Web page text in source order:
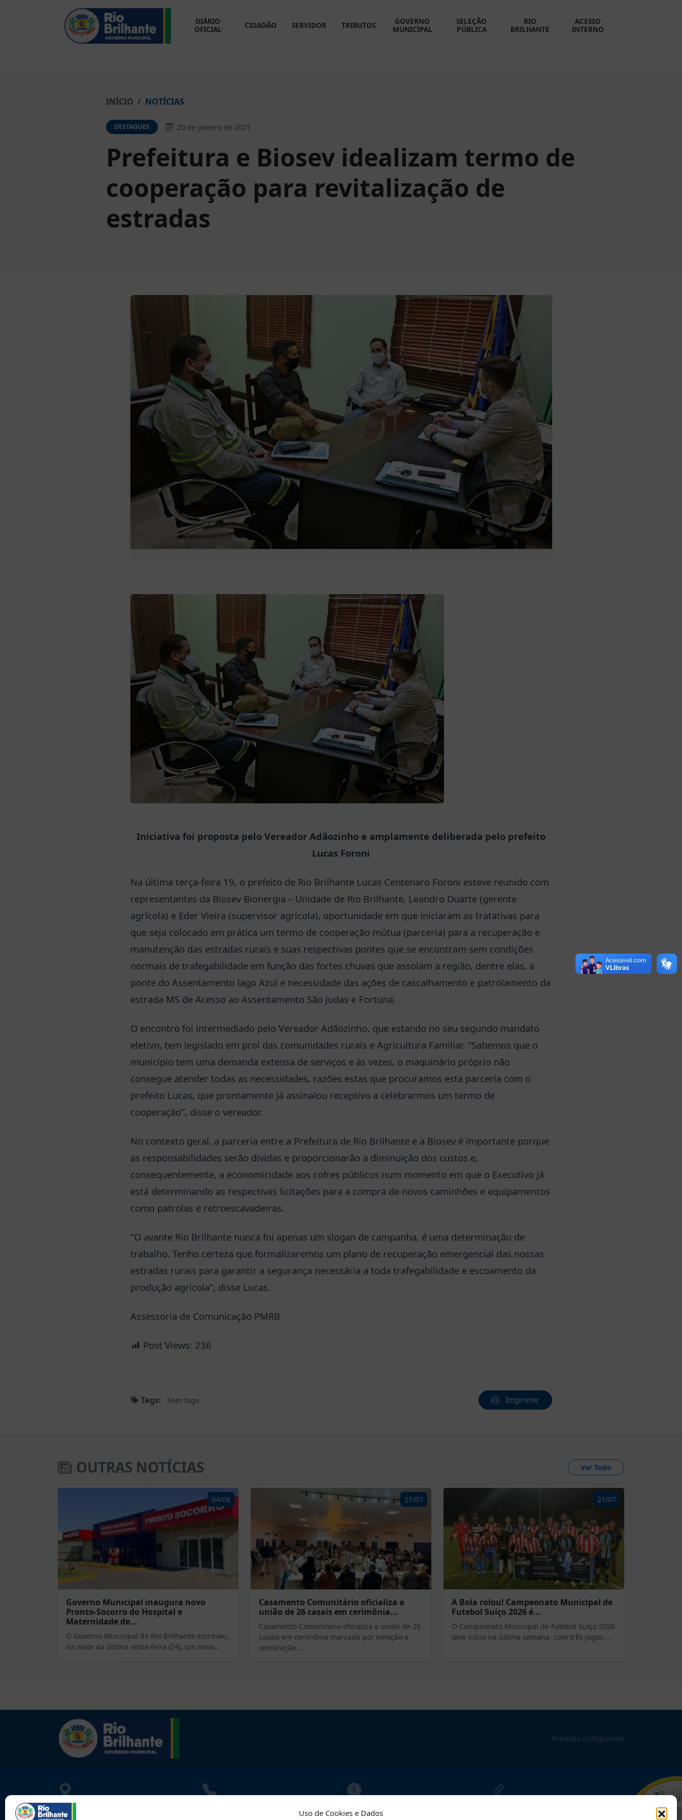
Uso de Cookies e Dados
DIÁRIO
OFICIAL
CIDADÃO SERVIDOR TRIBUTOS
GOVERNO
MUNICIPAL
SELEÇÃO
PÚBLICA
RIO
BRILHANTE
ACESSO
INTERNO
INÍCIO NOTÍCIAS
DESTAQUES 20 de janeiro de 2021
Prefeitura e Biosev idealizam termo de
cooperação para revitalização de
estradas
Iniciativa foi proposta pelo Vereador Adãozinho e amplamente deliberada pelo prefeito
Lucas Foroni
Na última terça-feira 19, o prefeito de Rio Brilhante Lucas Centenaro Foroni esteve reunido com
representantes da Biosev Bionergia – Unidade de Rio Brilhante, Leandro Duarte (gerente
agrícola) e Eder Vieira (supervisor agrícola), oportunidade em que iniciaram as tratativas para
que seja colocado em prática um termo de cooperação mútua (parceria) para a recuperação e
manutenção das estradas rurais e suas respectivas pontes que se encontram sem condições
normais de trafegabilidade em função das fortes chuvas que assolam a região, dentre elas, a
ponte do Assentamento lago Azul e necessidade das ações de cascalhamento e patrolamento da
estrada MS de Acesso ao Assentamento São Judas e Fortuna.
O encontro foi intermediado pelo Vereador Adãozinho, que estando no seu segundo mandato
eletivo, tem legislado em prol das comunidades rurais e Agricultura Familiar. “Sabemos que o
município tem uma demanda extensa de serviços e às vezes, o maquinário próprio não
consegue atender todas as necessidades, razões estas que procuramos esta parceria com o
prefeito Lucas, que prontamente já assinalou receptivo a celebrarmos um termo de
cooperação”, disse o vereador.
No contexto geral, a parceria entre a Prefeitura de Rio Brilhante e a Biosev é importante porque
as responsabilidades serão dividas e proporcionarão a diminuição dos custos e,
consequentemente, a economicidade aos cofres públicos num momento em que o Executivo já
está determinando as respectivas licitações para a compra de novos caminhões e equipamentos
como patrolas e retroescavadeiras.
“O avante Rio Brilhante nunca foi apenas um slogan de campanha, é uma determinação de
trabalho. Tenho certeza que formalizaremos um plano de recuperação emergencial das nossas
estradas rurais para garantir a segurança necessária a toda trafegabilidade e escoamento da
produção agrícola”, disse Lucas.
Assessoria de Comunicação PMRB
Post Views: 236
Tags: Sem tags Imprimir
OUTRAS NOTÍCIAS Ver Tudo
04/08
Governo Municipal inaugura novo
Pronto-Socorro do Hospital e
Maternidade de...
O Governo Municipal de Rio Brilhante escreveu,
na noite da última sexta-feira (24), um novo...
21/07
Casamento Comunitário oficializa a
união de 26 casais em cerimônia...
Casamento Comunitário oficializa a união de 26
casais em cerimônia marcada por emoção e
celebração...
21/07
A Bola rolou! Campeonato Municipal de
Futebol Suíço 2026 é...
O Campeonato Municipal de Futebol Suíço 2026
teve início na última semana, com três jogos....
Previsão indisponível
LOCALIZAÇÃO ATENDIMENTO